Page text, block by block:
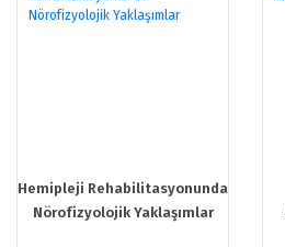
Hemipleji Rehabilitasyonunda
Nörofizyolojik Yaklaşımlar